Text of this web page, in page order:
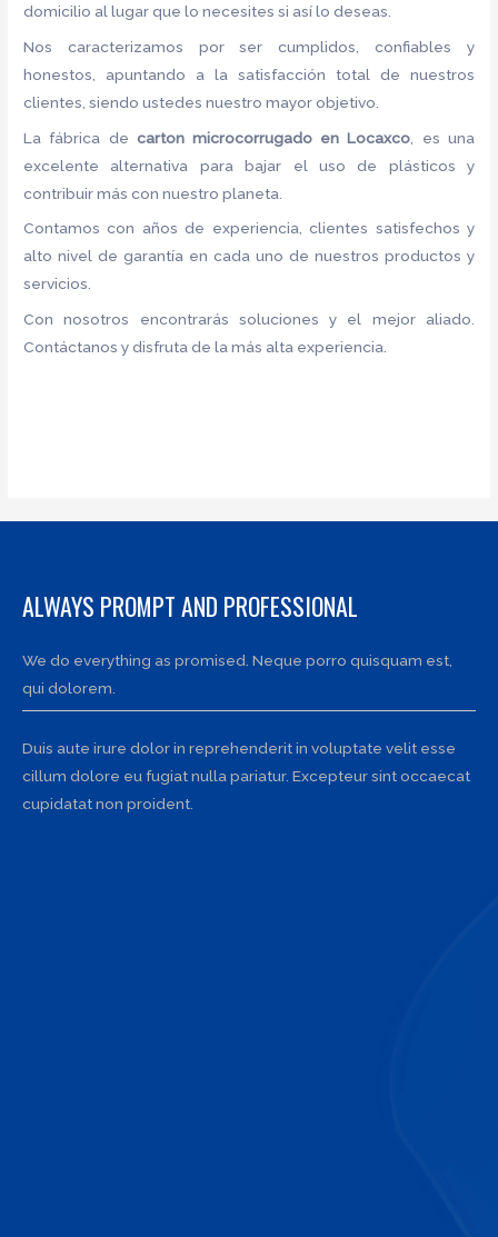
domicilio al lugar que lo necesites si así lo deseas.
Nos caracterizamos por ser cumplidos, confiables y
honestos, apuntando a la satisfacción total de nuestros
clientes, siendo ustedes nuestro mayor objetivo.
La fábrica de carton microcorrugado en Locaxco , es una
excelente alternativa para bajar el uso de plásticos y
contribuir más con nuestro planeta.
Contamos con años de experiencia, clientes satisfechos y
alto nivel de garantía en cada uno de nuestros productos y
servicios.
Con nosotros encontrarás soluciones y el mejor aliado.
Contáctanos y disfruta de la más alta experiencia.
ALWAYS PROMPT AND PROFESSIONAL
We do everything as promised. Neque porro quisquam est,
qui dolorem.
Duis aute irure dolor in reprehenderit in voluptate velit esse
cillum dolore eu fugiat nulla pariatur. Excepteur sint occaecat
cupidatat non proident.